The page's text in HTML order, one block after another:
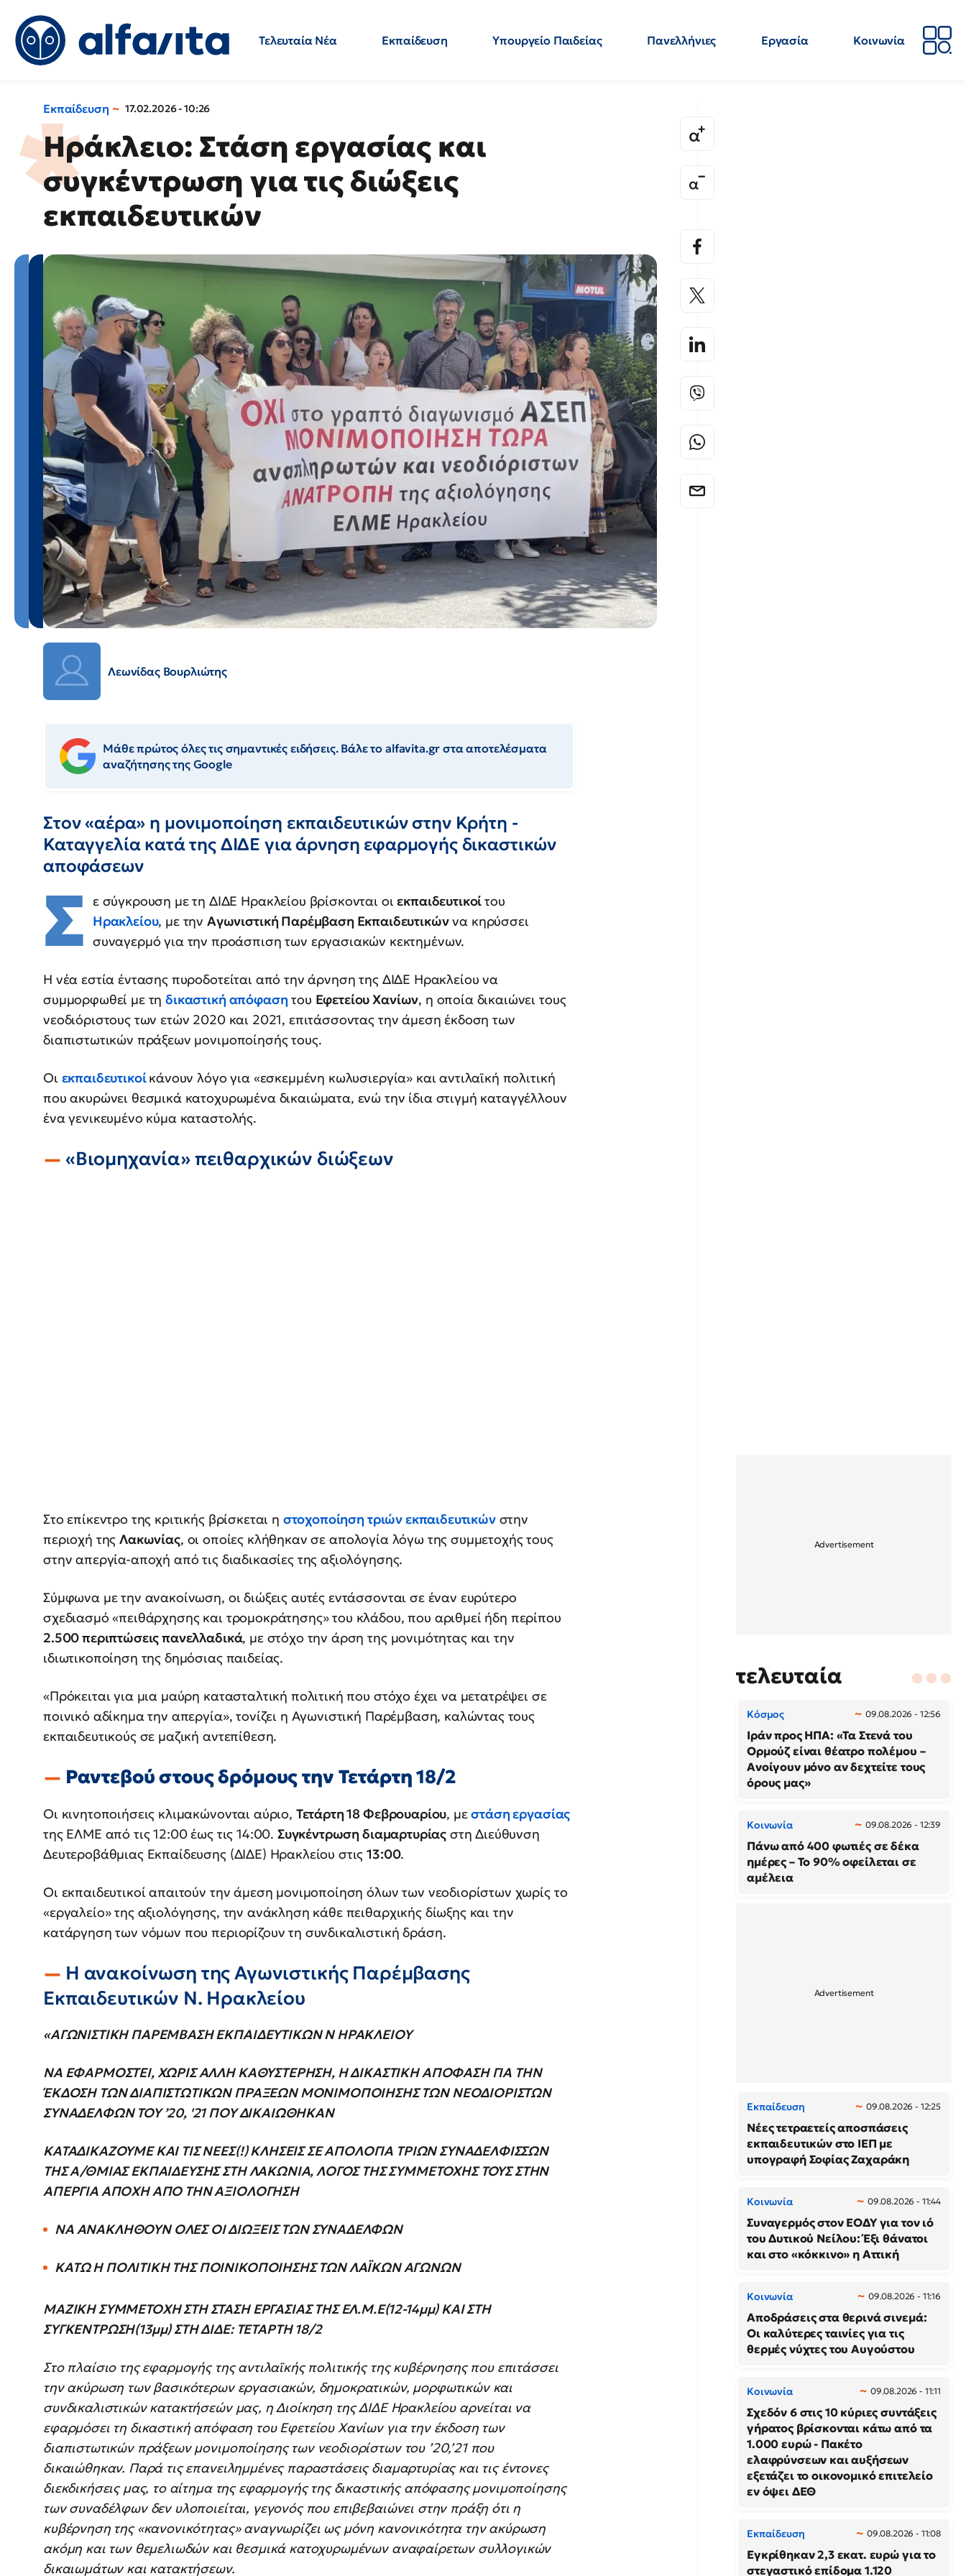
Τελευταία Νέα Εκπαίδευση Υπουργείο Παιδείας Πανελλήνιες Εργασία
Κοινωνία
Εκπαίδευση 17.02.2026 - 10:26
Ηράκλειο: Στάση εργασίας και
συγκέντρωση για τις διώξεις
εκπαιδευτικών
Λεωνίδας Βουρλιώτης
Μάθε πρώτος όλες τις σημαντικές ειδήσεις. Βάλε το alfavita.gr στα αποτελέσματα
αναζήτησης της Google
Στον «αέρα» η μονιμοποίηση εκπαιδευτικών στην Κρήτη -
Καταγγελία κατά της ΔΙΔΕ για άρνηση εφαρμογής δικαστικών
αποφάσεων
Σ ε σύγκρουση με τη ΔΙΔΕ Ηρακλείου βρίσκονται οιεκπαιδευτικοίτου
Ηρακλείου, με την Αγωνιστική Παρέμβαση Εκπαιδευτικώννα κηρύσσει
συναγερμό για την προάσπιση των εργασιακών κεκτημένων.
Η νέα εστία έντασης πυροδοτείται από την άρνηση της ΔΙΔΕ Ηρακλείου να
συμμορφωθεί με τηδικαστική απόφαση του Εφετείου Χανίων, η οποία δικαιώνει τους
νεοδιόριστους των ετών 2020 και 2021, επιτάσσοντας την άμεση έκδοση των
διαπιστωτικών πράξεων μονιμοποίησής τους.
Οι εκπαιδευτικοίκάνουν λόγο για «εσκεμμένη κωλυσιεργία» και αντιλαϊκή πολιτική
που ακυρώνει θεσμικά κατοχυρωμένα δικαιώματα, ενώ την ίδια στιγμή καταγγέλλουν
ένα γενικευμένο κύμα καταστολής.
«Βιομηχανία» πειθαρχικών διώξεων
Στο επίκεντρο της κριτικής βρίσκεται η στοχοποίηση τριών εκπαιδευτικώνστην
περιοχή τηςΛακωνίας, οι οποίες κλήθηκαν σε απολογία λόγω της συμμετοχής τους
στην απεργία-αποχή από τις διαδικασίες της αξιολόγησης.
Σύμφωνα με την ανακοίνωση, οι διώξεις αυτές εντάσσονται σε έναν ευρύτερο
σχεδιασμό «πειθάρχησης και τρομοκράτησης» του κλάδου, που αριθμεί ήδη περίπου
2.500 περιπτώσεις πανελλαδικά, με στόχο την άρση της μονιμότητας και την
ιδιωτικοποίηση της δημόσιας παιδείας.
«Πρόκειται για μια μαύρη κατασταλτική πολιτική που στόχο έχει να μετατρέψει σε
ποινικό αδίκημα την απεργία», τονίζει η Αγωνιστική Παρέμβαση, καλώντας τους
εκπαιδευτικούς σε μαζική αντεπίθεση.
Ραντεβού στους δρόμους την Τετάρτη 18/2
Οι κινητοποιήσεις κλιμακώνονται αύριο, Τετάρτη 18 Φεβρουαρίου, μεστάση εργασίας
της ΕΛΜΕ από τις 12:00 έως τις 14:00. Συγκέντρωση διαμαρτυρίας στη Διεύθυνση
Δευτεροβάθμιας Εκπαίδευσης (ΔΙΔΕ) Ηρακλείου στις13:00.
Οι εκπαιδευτικοί απαιτούν την άμεση μονιμοποίηση όλων των νεοδιορίστων χωρίς το
«εργαλείο» της αξιολόγησης, την ανάκληση κάθε πειθαρχικής δίωξης και την
κατάργηση των νόμων που περιορίζουν τη συνδικαλιστική δράση.
Η ανακοίνωση της Αγωνιστικής Παρέμβασης
Εκπαιδευτικών Ν. Ηρακλείου
«ΑΓΩΝΙΣΤΙΚΗ ΠΑΡΕΜΒΑΣΗ ΕΚΠΑΙΔΕΥΤΙΚΩΝ Ν ΗΡΑΚΛΕΙΟΥ
ΝΑ ΕΦΑΡΜΟΣΤΕΙ, ΧΩΡΙΣ ΑΛΛΗ ΚΑΘΥΣΤΕΡΗΣΗ, Η ΔΙΚΑΣΤΙΚΗ ΑΠΟΦΑΣΗ ΓΙΑ ΤΗΝ
ΈΚΔΟΣΗ ΤΩΝ ΔΙΑΠΙΣΤΩΤΙΚΩΝ ΠΡΑΞΕΩΝ ΜΟΝΙΜΟΠΟΙΗΣΗΣ ΤΩΝ ΝΕΟΔΙΟΡΙΣΤΩΝ
ΣΥΝΑΔΕΛΦΩΝ ΤΟΥ ’20, '21 ΠΟΥ ΔΙΚΑΙΩΘΗΚΑΝ
ΚΑΤΑΔΙΚΑΖΟΥΜΕ ΚΑΙ ΤΙΣ ΝΕΕΣ(!) ΚΛΗΣΕΙΣ ΣΕ ΑΠΟΛΟΓΙΑ ΤΡΙΩΝ ΣΥΝΑΔΕΛΦΙΣΣΩΝ
ΤΗΣ Α/ΘΜΙΑΣ ΕΚΠΑΙΔΕΥΣΗΣ ΣΤΗ ΛΑΚΩΝΙΑ, ΛΟΓΟΣ ΤΗΣ ΣΥΜΜΕΤΟΧΗΣ ΤΟΥΣ ΣΤΗΝ
ΑΠΕΡΓΙΑ ΑΠΟΧΗ ΑΠΟ ΤΗΝ ΑΞΙΟΛΟΓΗΣΗ
ΝΑ ΑΝΑΚΛΗΘΟΥΝ ΟΛΕΣ ΟΙ ΔΙΩΞΕΙΣ ΤΩΝ ΣΥΝΑΔΕΛΦΩΝ
ΚΑΤΩ Η ΠΟΛΙΤΙΚΗ ΤΗΣ ΠΟΙΝΙΚΟΠΟΙΗΣΗΣ ΤΩΝ ΛΑΪΚΩΝ ΑΓΩΝΩΝ
ΜΑΖΙΚΗ ΣΥΜΜΕΤΟΧΗ ΣΤΗ ΣΤΑΣΗ ΕΡΓΑΣΙΑΣ ΤΗΣ ΕΛ.Μ.Ε(12-14μμ) ΚΑΙ ΣΤΗ
ΣΥΓΚΕΝΤΡΩΣΗ(13μμ) ΣΤΗ ΔΙΔΕ: ΤΕΤΑΡΤΗ 18/2
Στο πλαίσιο της εφαρμογής της αντιλαϊκής πολιτικής της κυβέρνησης που επιτάσσει
την ακύρωση των βασικότερων εργασιακών, δημοκρατικών, μορφωτικών και
συνδικαλιστικών κατακτήσεών μας, η Διοίκηση της ΔΙΔΕ Ηρακλείου αρνείται να
εφαρμόσει τη δικαστική απόφαση του Εφετείου Χανίων για την έκδοση των
διαπιστωτικών πράξεων μονιμοποίησης των νεοδιορίστων του ’20,’21 που
δικαιώθηκαν. Παρά τις επανειλημμένες παραστάσεις διαμαρτυρίας και τις έντονες
διεκδικήσεις μας, το αίτημα της εφαρμογής της δικαστικής απόφασης μονιμοποίησης
των συναδέλφων δεν υλοποιείται, γεγονός που επιβεβαιώνει στην πράξη ότι η
κυβέρνηση της «κανονικότητας» αναγνωρίζει ως μόνη κανονικότητα την ακύρωση
ακόμη και των θεμελιωδών και θεσμικά κατοχυρωμένων αναφαίρετων συλλογικών
δικαιωμάτων και κατακτήσεων.
τελευταία
Κόσμος 09.08.2026 - 12:56
Ιράν προς ΗΠΑ: «Τα Στενά του
Ορμούζ είναι θέατρο πολέμου –
Ανοίγουν μόνο αν δεχτείτε τους
όρους μας»
Κοινωνία 09.08.2026 - 12:39
Πάνω από 400 φωτιές σε δέκα
ημέρες – Το 90% οφείλεται σε
αμέλεια
Εκπαίδευση 09.08.2026 - 12:25
Νέες τετραετείς αποσπάσεις
εκπαιδευτικών στο ΙΕΠ με
υπογραφή Σοφίας Ζαχαράκη
Κοινωνία 09.08.2026 - 11:44
Συναγερμός στον ΕΟΔΥ για τον ιό
του Δυτικού Νείλου: Έξι θάνατοι
και στο «κόκκινο» η Αττική
Κοινωνία 09.08.2026 - 11:16
Αποδράσεις στα θερινά σινεμά:
Οι καλύτερες ταινίες για τις
θερμές νύχτες του Αυγούστου
Κοινωνία 09.08.2026 - 11:11
Σχεδόν 6 στις 10 κύριες συντάξεις
γήρατος βρίσκονται κάτω από τα
1.000 ευρώ - Πακέτο
ελαφρύνσεων και αυξήσεων
εξετάζει το οικονομικό επιτελείο
εν όψει ΔΕΘ
Εκπαίδευση 09.08.2026 - 11:08
Εγκρίθηκαν 2,3 εκατ. ευρώ για το
στεγαστικό επίδομα 1.120